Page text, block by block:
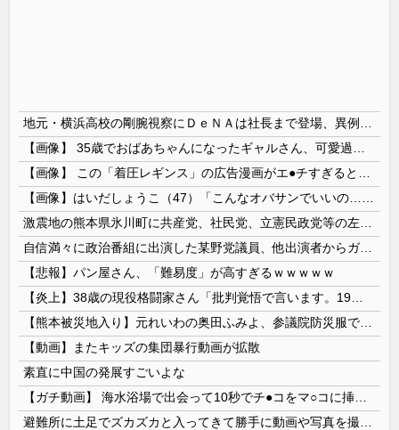
自信満々に政治番組に出演した某野党議員、他出演者からガバっぷりを指摘されて袋叩きにされるも……
【悲報】パン屋さん、「難易度」が高すぎるｗｗｗｗｗ
【動画】またキッズの集団暴行動画が拡散
素直に中国の発展すごいよな